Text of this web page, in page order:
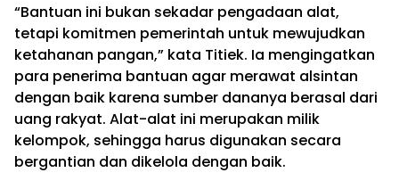
“Bantuan ini bukan sekadar pengadaan alat,
tetapi komitmen pemerintah untuk mewujudkan
ketahanan pangan,” kata Titiek. Ia mengingatkan
para penerima bantuan agar merawat alsintan
dengan baik karena sumber dananya berasal dari
uang rakyat. Alat-alat ini merupakan milik
kelompok, sehingga harus digunakan secara
bergantian dan dikelola dengan baik.